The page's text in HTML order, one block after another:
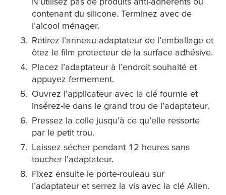
contenant du silicone. Terminez avec de
l’alcool ménager.
Retirez l’anneau adaptateur de l’emballage et
ôtez le film protecteur de la surface adhésive.
Placez l’adaptateur à l’endroit souhaité et
appuyez fermement.
Ouvrez l’applicateur avec la clé fournie et
insérez-le dans le grand trou de l’adaptateur.
Pressez la colle jusqu’à ce qu’elle ressorte
par le petit trou.
Laissez sécher pendant 12 heures sans
toucher l’adaptateur.
Fixez ensuite le porte-rouleau sur
l’adaptateur et serrez la vis avec la clé Allen.